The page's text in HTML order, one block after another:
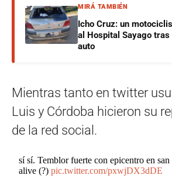
MIRÁ TAMBIÉN
Icho Cruz: un
al Hospital Sayago
auto
Mientras tanto en twitter
Luis y Córdoba hicieron su
de la red social.
sí sí. Temblor fuerte con epicentro en
alive (?)pic.twitter.com/pxwjDX3dDE